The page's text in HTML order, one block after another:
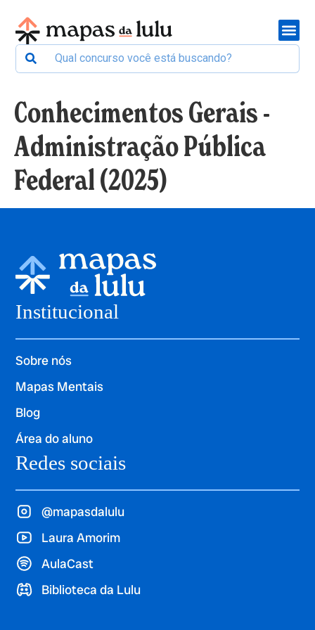
Conhecimentos Gerais -
Administração Pública
Federal (2025)
Institucional
Sobre nós
Mapas Mentais
Blog
Área do aluno
Redes sociais
@mapasdalulu
Laura Amorim
AulaCast
Biblioteca da Lulu